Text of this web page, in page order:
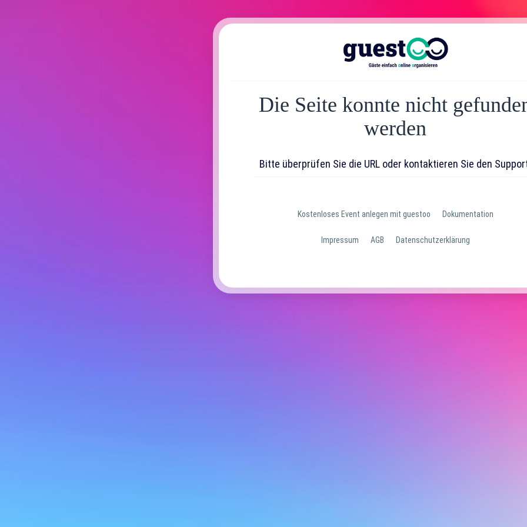
Die Seite konnte nicht
werden
Bitte überprüfen Sie die URL oder kontaktieren Sie den
Kostenloses Event anlegen mit guestoo Dokumentation
Impressum AGB Datenschutzerklärung